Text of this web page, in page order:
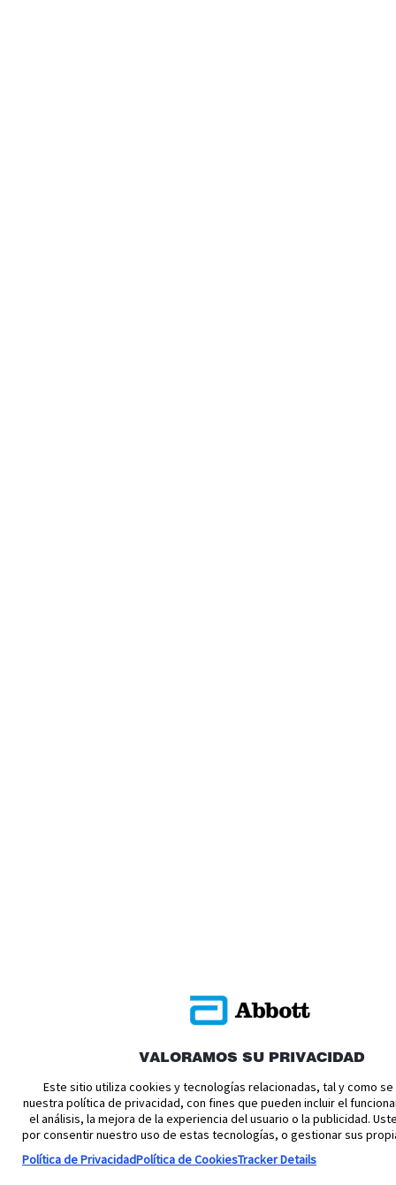
VALORAMOS SU PRIVACIDAD
Este sitio utiliza cookies y tecnologías relacionadas, tal y como
nuestra política de privacidad, con fines que pueden incluir el
el análisis, la mejora de la experiencia del usuario o la publicidad.
por consentir nuestro uso de estas tecnologías, o gestionar sus
Política de PrivacidadPolítica de CookiesTracker Details